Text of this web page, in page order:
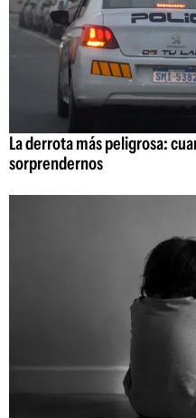
La derrota más peligrosa:
sorprendernos